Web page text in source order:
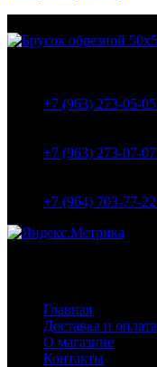
+7 (963) 273-05-05
+7 (963) 273-07-07
+7 (964) 703-77-22
Главная
Доставка и оплата
О магазине
Контакты